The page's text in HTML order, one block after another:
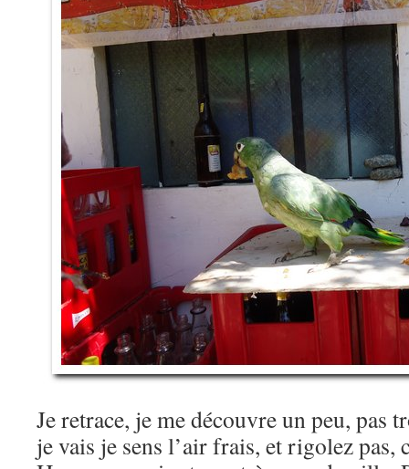
Je retrace, je me découvre un peu, pas
je vais je sens l’air frais, et rigolez pas,